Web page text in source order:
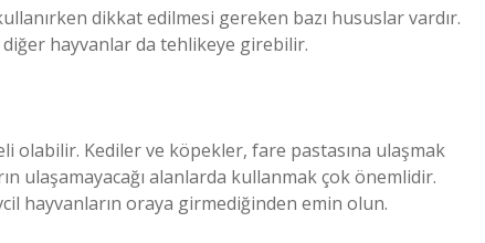
dikkat edilmesi gereken bazı hususlar vardır.
diğer hayvanlar da tehlikeye girebilir.
olabilir. Kediler ve köpekler, fare pastasına ulaşmak
ulaşamayacağı alanlarda kullanmak çok önemlidir.
hayvanların oraya girmediğinden emin olun.